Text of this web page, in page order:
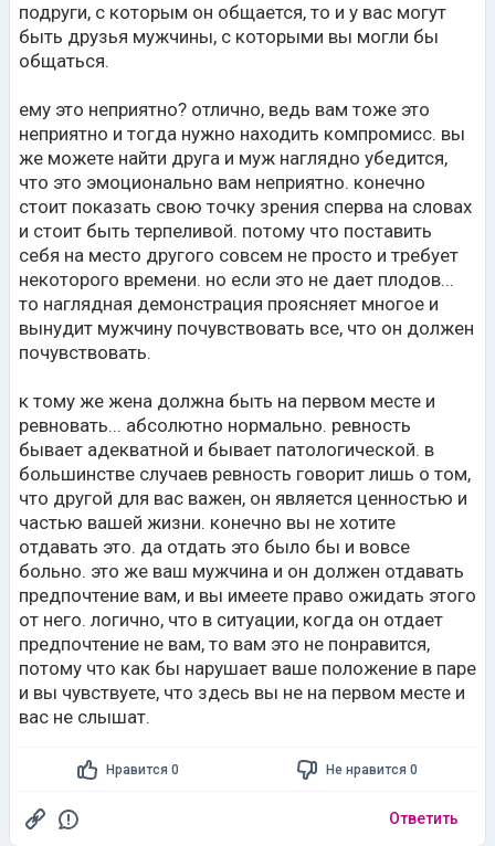
подруги, с которым он общается, то и у вас могут
быть друзья мужчины, с которыми вы могли бы
общаться.
ему это неприятно? отлично, ведь вам тоже это
неприятно и тогда нужно находить компромисс. вы
же можете найти друга и муж наглядно убедится,
что это эмоционально вам неприятно. конечно
стоит показать свою точку зрения сперва на словах
и стоит быть терпеливой. потому что поставить
себя на место другого совсем не просто и требует
некоторого времени. но если это не дает плодов...
то наглядная демонстрация проясняет многое и
вынудит мужчину почувствовать все, что он должен
почувствовать.
к тому же жена должна быть на первом месте и
ревновать... абсолютно нормально. ревность
бывает адекватной и бывает патологической. в
большинстве случаев ревность говорит лишь о том,
что другой для вас важен, он является ценностью и
частью вашей жизни. конечно вы не хотите
отдавать это. да отдать это было бы и вовсе
больно. это же ваш мужчина и он должен отдавать
предпочтение вам, и вы имеете право ожидать этого
от него. логично, что в ситуации, когда он отдает
предпочтение не вам, то вам это не понравится,
потому что как бы нарушает ваше положение в паре
и вы чувствуете, что здесь вы не на первом месте и
вас не слышат.
Нравится 0 Не нравится 0
Ответить